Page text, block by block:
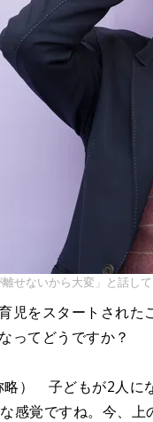
せないから大変」と話して
をスタートされた
ってどうですか？
略） 子どもが2人に
感覚ですね。今、